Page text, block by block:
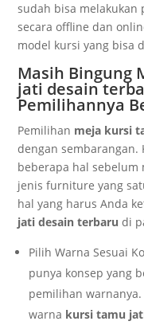
sudah bisa melakukan
secara offline dan
model kursi yang bisa
Masih Bingung
jati desain
Pemilihannya
Pemilihan meja kursi
dengan sembarangan.
beberapa hal sebelum
jenis furniture yang
hal yang harus Anda
jati desain terbaru di
Pilih Warna Sesuai
punya konsep yang
pemilihan
warna kursi tamu